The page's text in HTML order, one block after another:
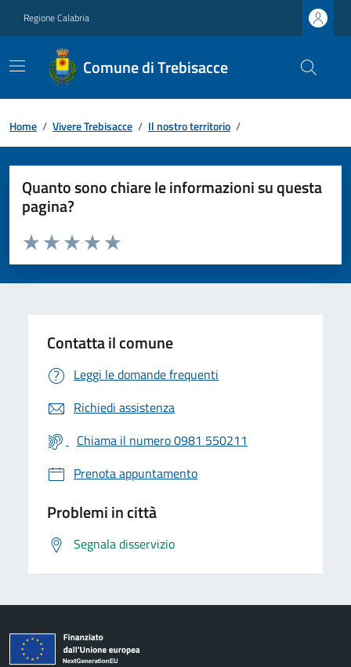
Regione Calabria
Comune di Trebisacce
Home / Vivere Trebisacce / Il nostro territorio /
Quanto sono chiare le informazioni su questa
pagina?
Valuta da 1 a 5 stelle la pagina
Valuta 5 stelle su 5
Valuta 4 stelle su 5
Valuta 3 stelle su 5
Valuta 2 stelle su 5
Valuta 1 stelle su 5
Contatta il comune
Leggi le domande frequenti
Richiedi assistenza
Chiama il numero 0981 550211
Prenota appuntamento
Problemi in città
Segnala disservizio